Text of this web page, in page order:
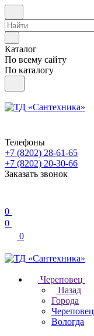
Каталог
По всему сайту
По каталогу
Телефоны
+7 (8202) 28‑61-65
+7 (8202) 20‑30-66
Заказать звонок
0
0
0
Череповец
Назад
Города
Череповец
Вологда